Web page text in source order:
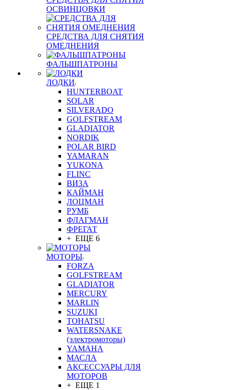
ОСВИНЦОВКИ
СРЕДСТВА ДЛЯ СНЯТИЯ
ОМЕДНЕНИЯ
ФАЛЬШПАТРОНЫ
ЛОДКИ
HUNTERBOAT
SOLAR
SILVERADO
GOLFSTREAM
GLADIATOR
NORDIK
POLAR BIRD
YAMARAN
YUKONA
FLINC
ВИЗА
КАЙМАН
ЛОЦМАН
РУМБ
ФЛАГМАН
ФРЕГАТ
+ ЕЩЕ 6
МОТОРЫ
FORZA
GOLFSTREAM
GLADIATOR
MERCURY
MARLIN
SUZUKI
TOHATSU
WATERSNAKE
(электромоторы)
YAMAHA
МАСЛА
АКСЕССУАРЫ ДЛЯ
МОТОРОВ
+ ЕЩЕ 1